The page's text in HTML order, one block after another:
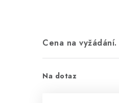
Cena na vyžádání.
Na dotaz